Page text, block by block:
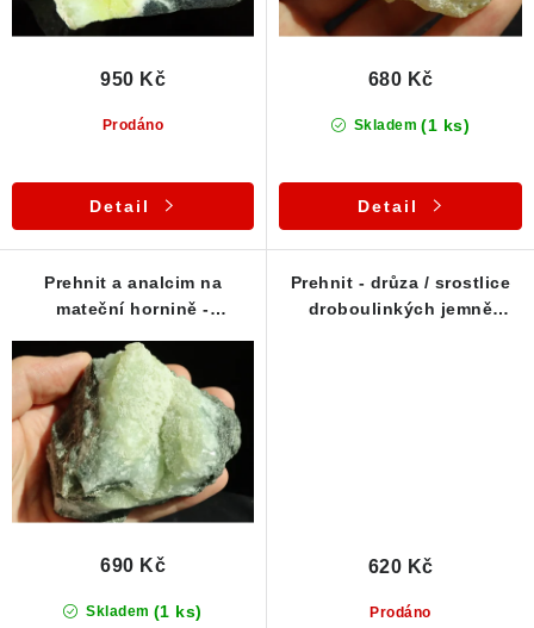
ů
t
Prodáno
950 Kč
Detail
Skladem (1 ks)
680 Kč
Detail
Prehnit a analcim na
mateční hornině -
Skladem (1 ks)
690 Kč
Prehnit - drůza / srostlice
droboulinkých jemně
Prodáno
620 Kč